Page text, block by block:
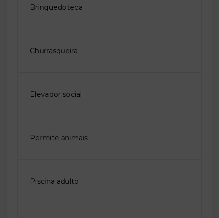
Brinquedoteca
Churrasqueira
Elevador social
Permite animais
Piscina adulto